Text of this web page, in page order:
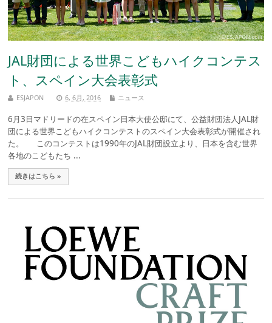
JAL財団による世界こどもハイクコンテス
ト、スペイン大会表彰式
ESJAPON 6, 6月, 2016 ニュース
6月3日マドリードの在スペイン日本大使公邸にて、公益財団法人JAL財
団による世界こどもハイクコンテストのスペイン大会表彰式が開催され
た。 このコンテストは1990年のJAL財団設立より、日本を含む世界
各地のこどもたち ...
続きはこちら »